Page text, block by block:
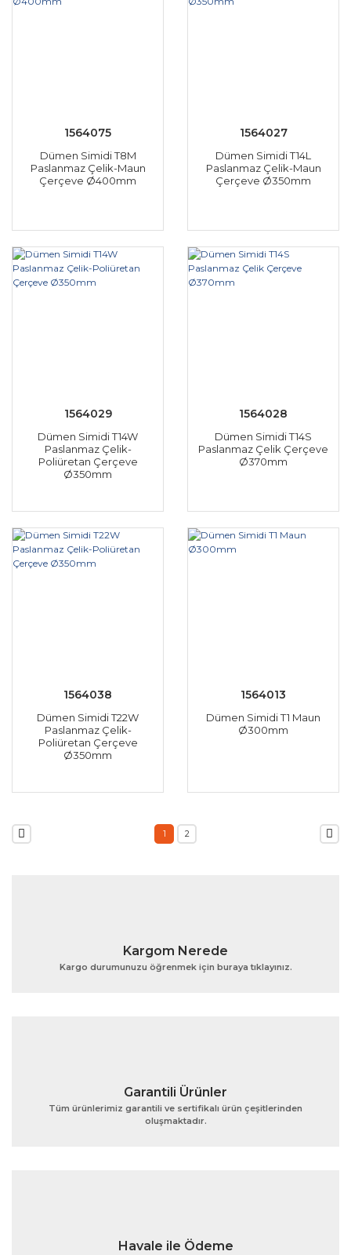
1564075
Dümen Simidi T8M
Paslanmaz Çelik-Maun
Çerçeve Ø400mm
1564027
Dümen Simidi T14L
Paslanmaz Çelik-Maun
Çerçeve Ø350mm
1564029
Dümen Simidi T14W
Paslanmaz Çelik-
Poliüretan Çerçeve
Ø350mm
1564028
Dümen Simidi T14S
Paslanmaz Çelik Çerçeve
Ø370mm
1564038
Dümen Simidi T22W
Paslanmaz Çelik-
Poliüretan Çerçeve
Ø350mm
1564013
Dümen Simidi T1 Maun
Ø300mm
1 2
Kargom Nerede
Kargo durumunuzu öğrenmek için buraya tıklayınız.
Garantili Ürünler
Tüm ürünlerimiz garantili ve sertifikalı ürün çeşitlerinden
oluşmaktadır.
Havale ile Ödeme